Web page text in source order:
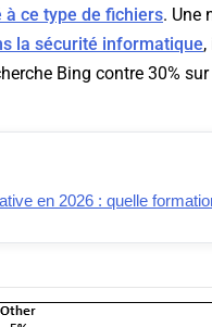
à ce type de fichiers. Une
la sécurité informatique
Bing contre 30%
en 2026 : quelle